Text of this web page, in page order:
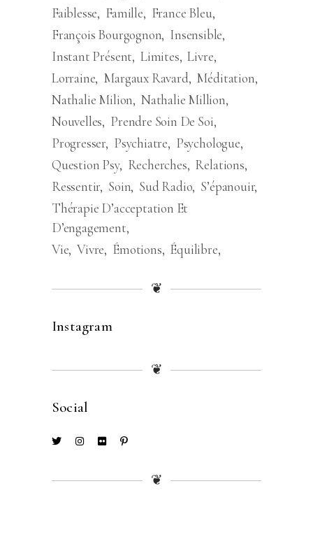
Faiblesse
Famille
France Bleu
François Bourgognon Insensible
Instant Présent Limites Livre
Lorraine Margaux Ravard Méditation
Nathalie Milion Nathalie Million
Nouvelles
Prendre Soin De Soi
Progresser Psychiatre
Psychologue
Question Psy Recherches Relations
Ressentir Soin Sud Radio S’épanouir
Thérapie D’acceptation Et
D’engagement
Vie Vivre Émotions Équilibre
❦
Instagram
❦
Social
❦